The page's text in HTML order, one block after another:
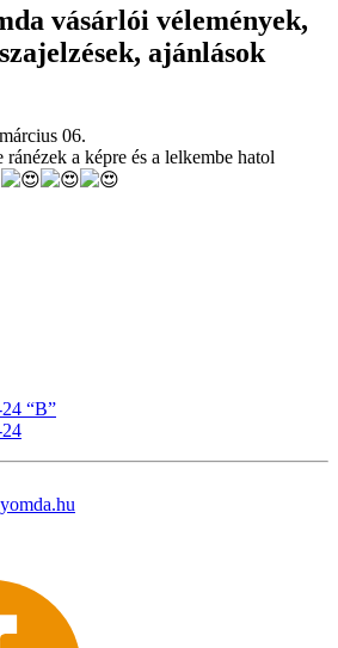
vásárlói vélemények,
ajánlások
06.
a képre és a lelkembe hatol
“B”